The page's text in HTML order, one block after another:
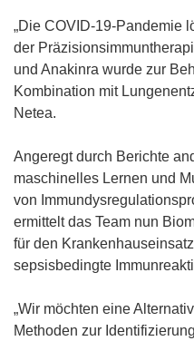
„Die COVID-19-Pandemie
der
und Anakinra wurde zur
Kombination mit
Netea.
Angeregt durch Berichte
maschinelles Lernen und
von
ermittelt das Team nun
für den
sepsisbedingte
„Wir möchten eine
Methoden zur